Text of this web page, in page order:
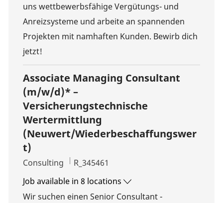
uns wettbewerbsfähige Vergütungs- und
Anreizsysteme und arbeite an spannenden
Projekten mit namhaften Kunden. Bewirb dich
jetzt!
Associate Managing Consultant
(m/w/d)* –
Versicherungstechnische
Wertermittlung
(Neuwert/Wiederbeschaffungswer
t)
Category
Consulting Job Id
R_345461
Job available in 8 locations
Wir suchen einen Senior Consultant -